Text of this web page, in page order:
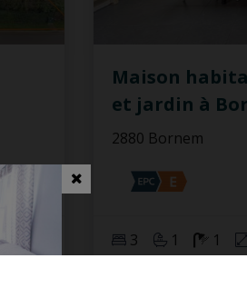
Maison
et jardin à
2880 Bornem
3 1 1